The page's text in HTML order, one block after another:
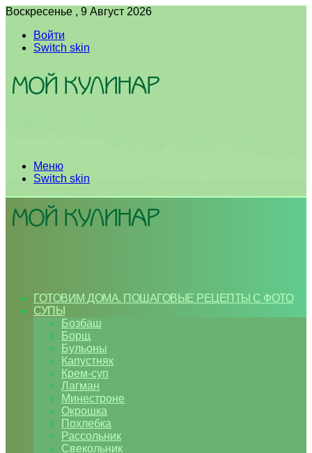
Воскресенье , 9 Август 2026
Войти
Switch skin
Меню
Switch skin
ГОТОВИМ ДОМА. ПОШАГОВЫЕ РЕЦЕПТЫ С ФОТО
СУПЫ
Бозбаш
Борщ
Бульоны
Капустняк
Крем-суп
Лагман
Минестроне
Окрошка
Похлебка
Рассольник
Свекольник